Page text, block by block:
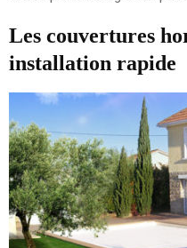
Les couvertures
installation rapide